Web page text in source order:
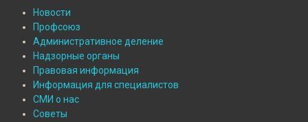
Подвал:
больнице
Новости
Профсоюз
Административное деление
Надзорные органы
Правовая информация
Информация для специалистов
СМИ о нас
Советы